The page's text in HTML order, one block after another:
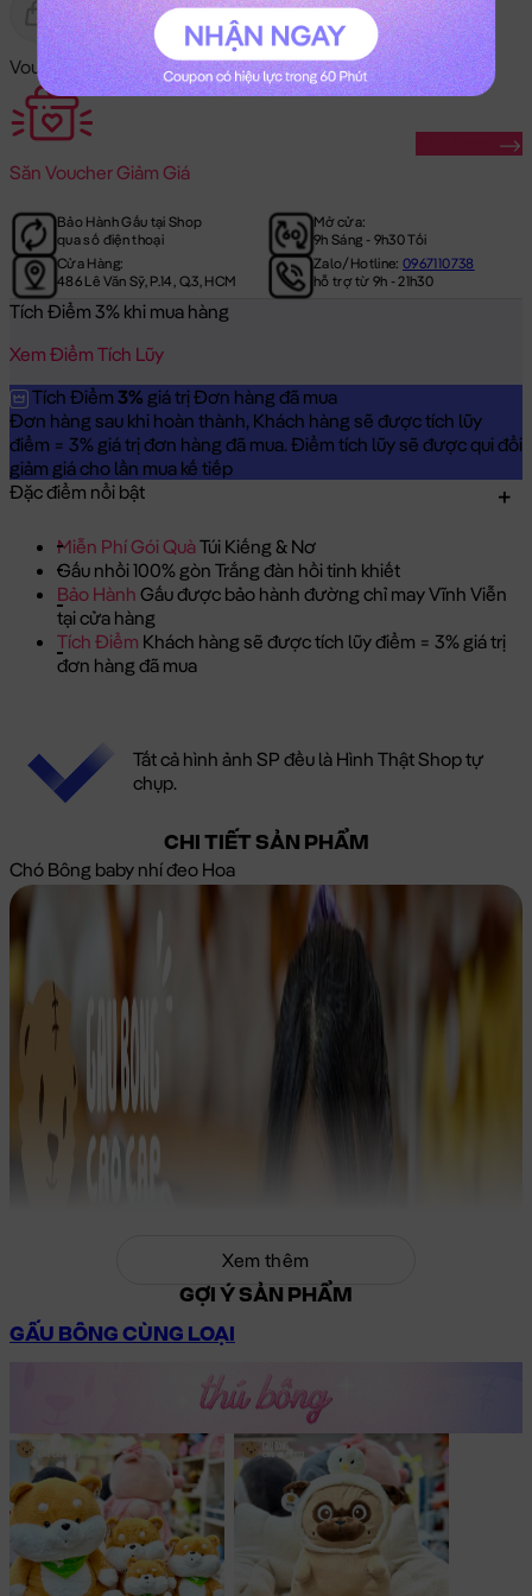
Gửi Tặng Hết Hàng
Voucher Mã Khuyến Mãi:
Săn Voucher Giảm Giá
Bảo Hành Gấu tại Shop
qua số điện thoại
Mở cửa:
9h Sáng - 9h30 Tối
Cửa Hàng:
486 Lê Văn Sỹ, P.14, Q.3, HCM
Zalo/Hotline:0967110738
hỗ trợ từ 9h - 21h30
Tích Điểm 3% khi mua hàng
Xem Điểm Tích Lũy
Tích Điểm 3% giá trị Đơn hàng đã mua
Đơn hàng sau khi hoàn thành, Khách hàng sẽ được tích lũy
điểm = 3% giá trị đơn hàng đã mua. Điểm tích lũy sẽ được qui đổi
giảm giá cho lần mua kế tiếp
Đặc điểm nổi bật
Miễn Phí Gói QuàTúi Kiếng & Nơ
Gấu nhồi 100% gòn Trắng đàn hồi tinh khiết
Bảo Hành Gấu được bảo hành đường chỉ may Vĩnh Viễn
tại cửa hàng
Tích Điểm Khách hàng sẽ được tích lũy điểm = 3% giá trị
đơn hàng đã mua
Tất cả hình ảnh SP đều là Hình Thật Shop tự
chụp.
CHI TIẾT SẢN PHẨM
Chó Bông baby nhí đeo Hoa
Xem thêm
GỢI Ý SẢN PHẨM
GẤU BÔNG CÙNG LOẠI